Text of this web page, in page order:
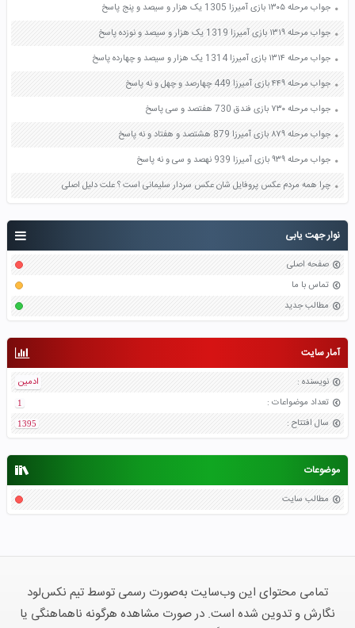
نوار جهت یابی
صفحه اصلی
تماس با ما
مطالب جدید
آمار سایت
نویسنده :
ادمین
تعداد موضواعات :
1
سال افتتاح :
1395
موضوعات
مطالب سایت
جواب مرحله ۱۳۰۵ بازی آمیرزا 1305 یک هزار و سیصد و پنج پاسخ
جواب مرحله ۱۳۱۹ بازی آمیرزا 1319 یک هزار و سیصد و نوزده پاسخ
جواب مرحله ۱۳۱۴ بازی آمیرزا 1314 یک هزار و سیصد و چهارده پاسخ
جواب مرحله ۴۴۹ بازی آمیرزا 449 چهارصد و چهل و نه پاسخ
جواب مرحله ۷۳۰ بازی فندق 730 هفتصد و سی پاسخ
جواب مرحله ۸۷۹ بازی آمیرزا 879 هشتصد و هفتاد و نه پاسخ
جواب مرحله ۹۳۹ بازی آمیرزا 939 نهصد و سی و نه پاسخ
چرا همه مردم عکس پروفایل شان عکس سردار سلیمانی است ؟ علت دلیل اصلی
تمامی محتوای این وب‌سایت به‌صورت رسمی توسط تیم نکس‌لود
نگارش و تدوین شده است. در صورت مشاهده هرگونه ناهماهنگی یا